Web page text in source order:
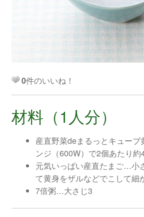
0件のいいね！
材料（1人分）
産直野菜deまるっとキュー
ンジ（600W）で2個あたり約
元気いっぱい産直たまご…小
て黄身をザルなどでこして細
7倍粥…大さじ3